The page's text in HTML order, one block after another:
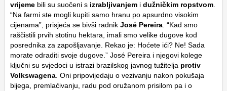
vrijeme bili su suočeni s izrabljivanjem i dužničkim ropstvom.
“Na farmi ste mogli kupiti samo hranu po apsurdno visokim
cijenama”, prisjeća se bivši radnik José Pereira. “Kad smo
raščistili prvih stotinu hektara, imali smo velike dugove kod
posrednika za zapošljavanje. Rekao je: Hoćete ići? Ne! Sada
morate odraditi svoje dugove.” José Pereira i njegovi kolege
ključni su svjedoci u istrazi brazilskog javnog tužitelja protiv
Volkswagena. Oni pripovijedaju o vezivanju nakon pokušaja
bijega, premlaćivanju, radu pod oružanom prisilom pa i o